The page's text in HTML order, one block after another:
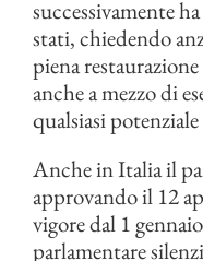
successivamente
stati, chiedendo
piena
anche a mezzo di
qualsiasi
Anche in Italia il
approvando il 12
vigore dal 1
parlamentare